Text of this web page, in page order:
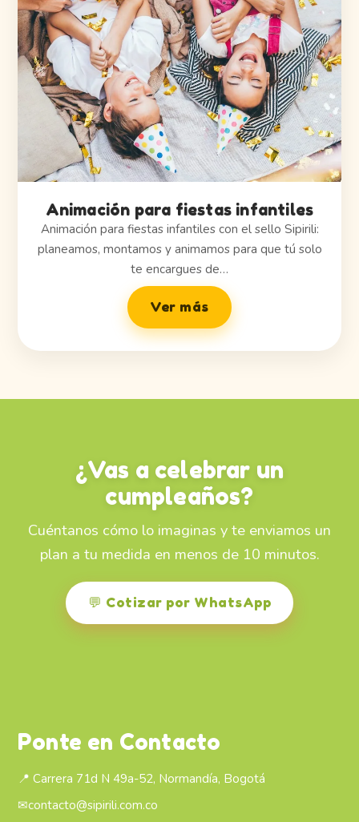
Animación para fiestas infantiles
Animación para fiestas infantiles con el sello Sipirili:
planeamos, montamos y animamos para que tú solo
te encargues de…
Ver más
¿Vas a celebrar un
cumpleaños?
Cuéntanos cómo lo imaginas y te enviamos un
plan a tu medida en menos de 10 minutos.
💬 Cotizar por WhatsApp
Ponte en Contacto
📍 Carrera 71d N 49a-52, Normandía, Bogotá
✉contacto@sipirili.com.co